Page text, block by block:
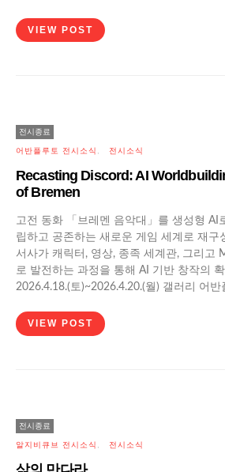
VIEW POST
전시종료
어반플루토 전시소식 전시소식
Recasting Discord: AI
of Bremen
고전 동화 「브레멘 음악대」를 생성형 AI
립하고 공존하는 새로운 게임 세계로 재구
서사가 캐릭터, 영상, 종족 세계관, 그리고
로 발전하는 과정을 통해 AI 기반 창작의
2026.4.18.(토)~2026.4.20.(월) 갤러리 어반
VIEW POST
전시종료
알지비큐브 전시소식 전시소식